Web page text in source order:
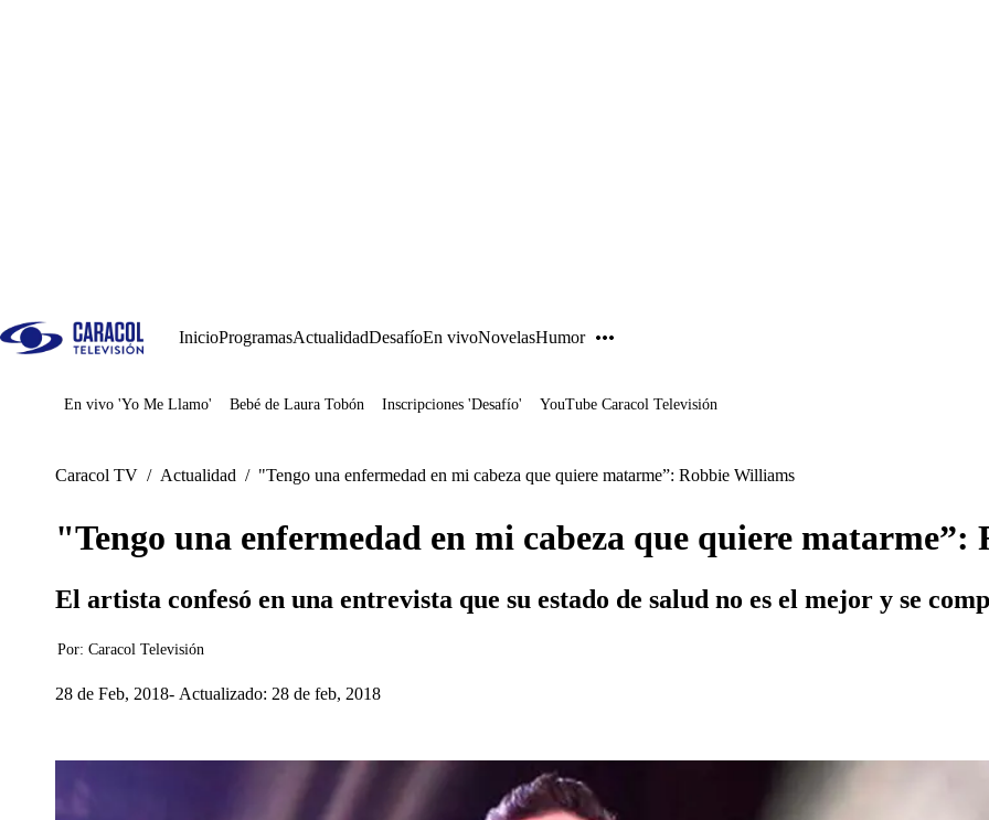
InicioProgramasActualidadDesafíoEn vivoNovelasHumor
Juegos
En vivo 'Yo Me Llamo' Bebé de Laura Tobón Inscripciones 'Desafío' YouTube Caracol Televisión
Caracol TV / Actualidad / "Tengo una enfermedad en mi cabeza que quiere matarme”: Robbie Williams
"Tengo una enfermedad en mi cabeza que quiere
El artista confesó en una entrevista que su estado de salud no es el mejor y se
Por: Caracol Televisión
28 de Feb, 2018 Actualizado: 28 de feb, 2018